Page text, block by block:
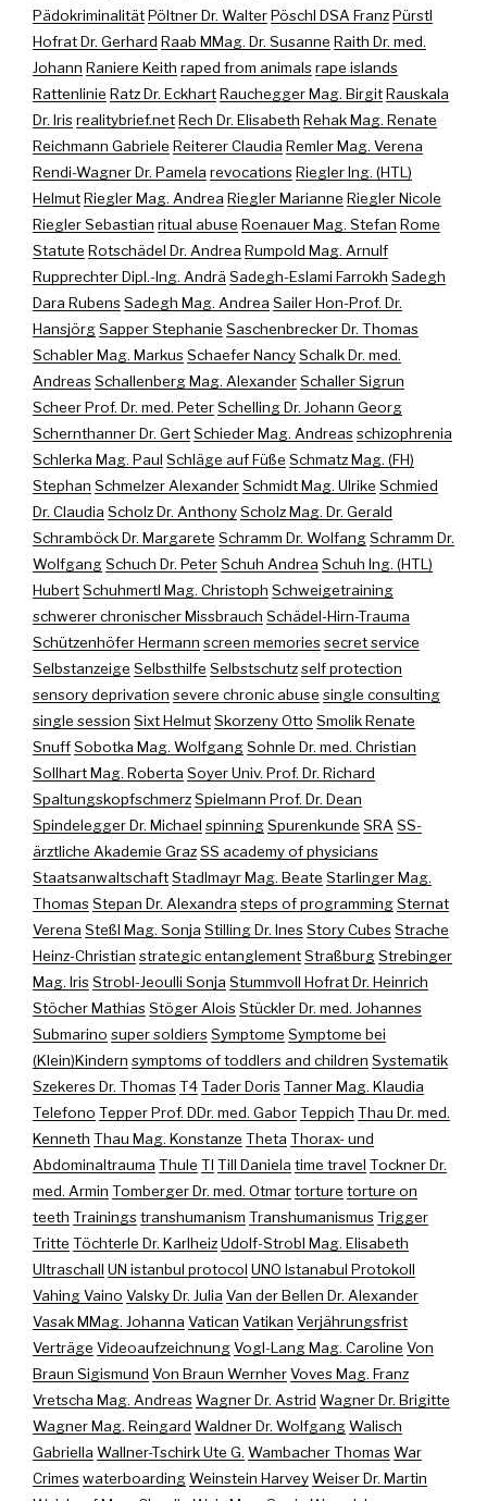
PädokriminalitätPöltner Dr. WalterPöschl DSA FranzPürstl
Hofrat Dr. Gerhard Raab MMag. Dr. Susanne Raith Dr. med.
Johann Raniere Keith raped from animalsrape islands
Rattenlinie Ratz Dr. EckhartRauchegger Mag. BirgitRauskala
Dr. Irisrealitybrief.netRech Dr. Elisabeth Rehak Mag. Renate
Reichmann Gabriele Reiterer Claudia Remler Mag. Verena
Rendi-Wagner Dr. Pamela revocationsRiegler Ing. (HTL)
HelmutRiegler Mag. Andrea Riegler Marianne Riegler Nicole
Riegler Sebastian ritual abuse Roenauer Mag. Stefan Rome
Statute Rotschädel Dr. Andrea Rumpold Mag. Arnulf
Rupprechter Dipl.-Ing. Andrä Sadegh-Eslami Farrokh Sadegh
Dara RubensSadegh Mag. Andrea Sailer Hon-Prof. Dr.
HansjörgSapper Stephanie Saschenbrecker Dr. Thomas
Schabler Mag. MarkusSchaefer NancySchalk Dr. med.
AndreasSchallenberg Mag. AlexanderSchaller Sigrun
Scheer Prof. Dr. med. PeterSchelling Dr. Johann Georg
Schernthanner Dr. GertSchieder Mag. Andreasschizophrenia
Schlerka Mag. Paul Schläge auf Füße Schmatz Mag. (FH)
Stephan Schmelzer AlexanderSchmidt Mag. Ulrike Schmied
Dr. Claudia Scholz Dr. AnthonyScholz Mag. Dr. Gerald
Schramböck Dr. Margarete Schramm Dr. WolfangSchramm Dr.
WolfgangSchuch Dr. PeterSchuh Andrea Schuh Ing. (HTL)
HubertSchuhmertl Mag. Christoph Schweigetraining
schwerer chronischer Missbrauch Schädel-Hirn-Trauma
Schützenhöfer Hermann screen memoriessecret service
Selbstanzeige Selbsthilfe Selbstschutzself protection
sensory deprivation severe chronic abuse single consulting
single session Sixt HelmutSkorzeny Otto Smolik Renate
SnuffSobotka Mag. WolfgangSohnle Dr. med. Christian
Sollhart Mag. Roberta Soyer Univ. Prof. Dr. Richard
SpaltungskopfschmerzSpielmann Prof. Dr. Dean
Spindelegger Dr. Michael spinningSpurenkunde SRA SS-
ärztliche Akademie GrazSS academy of physicians
StaatsanwaltschaftStadlmayr Mag. Beate Starlinger Mag.
ThomasStepan Dr. Alexandra steps of programmingSternat
Verena Steßl Mag. Sonja Stilling Dr. InesStory CubesStrache
Heinz-Christian strategic entanglementStraßburgStrebinger
Mag. IrisStrobl-Jeoulli Sonja Stummvoll Hofrat Dr. Heinrich
Stöcher MathiasStöger AloisStückler Dr. med. Johannes
Submarino super soldiersSymptome Symptome bei
(Klein)Kindern symptoms of toddlers and children Systematik
Szekeres Dr. ThomasT4Tader DorisTanner Mag. Klaudia
Telefono Tepper Prof. DDr. med. GaborTeppich Thau Dr. med.
Kenneth Thau Mag. Konstanze Theta Thorax- und
Abdominaltrauma Thule TI Till Daniela time travel Tockner Dr.
med. Armin Tomberger Dr. med. Otmartorture torture on
teeth Trainingstranshumanism TranshumanismusTrigger
Tritte Töchterle Dr. KarlheizUdolf-Strobl Mag. Elisabeth
Ultraschall UN istanbul protocol UNO Istanabul Protokoll
Vahing Vaino Valsky Dr. Julia Van der Bellen Dr. Alexander
Vasak MMag. Johanna Vatican Vatikan Verjährungsfrist
Verträge VideoaufzeichnungVogl-Lang Mag. Caroline Von
Braun Sigismund Von Braun WernherVoves Mag. Franz
Vretscha Mag. AndreasWagner Dr. Astrid Wagner Dr. Brigitte
Wagner Mag. Reingard Waldner Dr. WolfgangWalisch
Gabriella Wallner-Tschirk Ute G. Wambacher ThomasWar
CrimeswaterboardingWeinstein HarveyWeiser Dr. Martin